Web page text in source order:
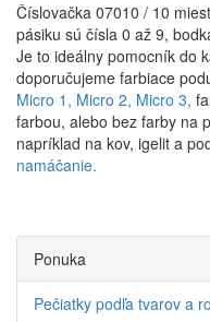
Číslovačka 07010 / 10
pásiku sú čísla 0 až 9,
Je to ideálny pomocník do
doporučujeme farbiace
Micro 1, Micro 2, Micro 3,
farbou, alebo bez farby na
napríklad na kov, igelit a
namáčanie.
Ponuka
Pečiatky podľa tvarov a